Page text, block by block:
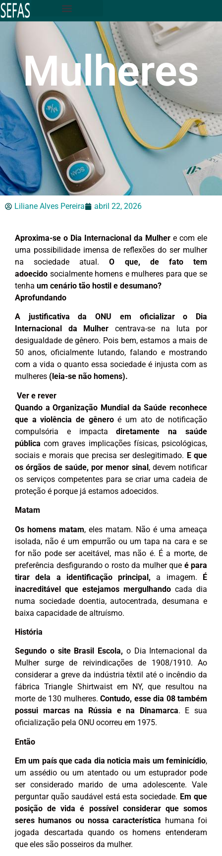
Mulheres
Liliane Alves Pereira abril 22, 2026
Aproxima-se o Dia Internacional da Mulher e com ele
uma possibilidade imensa de reflexões do ser mulher
na sociedade atual.O que, de fato tem
adoecido socialmente homens e mulheres para que se
tenha um cenário tão hostil e desumano?
Aprofundando
A justificativa da ONU em oficializar o Dia
Internacional da Mulher centrava-se na luta por
desigualdade de gênero. Pois bem, estamos a mais de
50 anos, oficialmente lutando, falando e mostrando
com a vida o quanto essa sociedade é injusta com as
mulheres (leia-se não homens).
Ver e rever
Quando a Organização Mundial da Saúde reconhece
que a violência de gêneroé um ato de notificação
compulsória e impactadiretamente na saúde
públicacom graves implicações físicas, psicológicas,
sociais e morais que precisa ser deslegitimado. E que
os órgãos de saúde, por menor sinal, devem notificar
os serviços competentes para se criar uma cadeia de
proteção é porque já estamos adoecidos.
Matam
Os homens matam, eles matam. Não é uma ameaça
isolada, não é um empurrão ou um tapa na cara e se
for não pode ser aceitável, mas não é. É a morte, de
preferência desfigurando o rosto da mulher que é para
tirar dela a identificação principal,a imagem. É
inacreditável que estejamos mergulhando cada dia
numa sociedade doentia, autocentrada, desumana e
baixa capacidade de altruísmo.
História
Segundo o site Brasil Escola, o Dia Internacional da
Mulher surge de reivindicações de 1908/1910. Ao
considerar a greve da indústria têxtil até o incêndio da
fábrica Triangle Shirtwaist em NY, que resultou na
morte de 130 mulheres. Contudo, esse dia 08 também
possui marcas na Rússia e na Dinamarca. E sua
oficialização pela ONU ocorreu em 1975.
Então
Em um país que cada dia noticia mais um feminicídio,
um assédio ou um atentado ou um estuprador pode
ser considerado marido de uma adolescente. Vale
perguntar quão saudável está esta sociedade. Em que
posição de vida é possível considerar que somos
seres humanos ou nossa característica humana foi
jogada descartada quando os homens entenderam
que eles são posseiros da mulher.